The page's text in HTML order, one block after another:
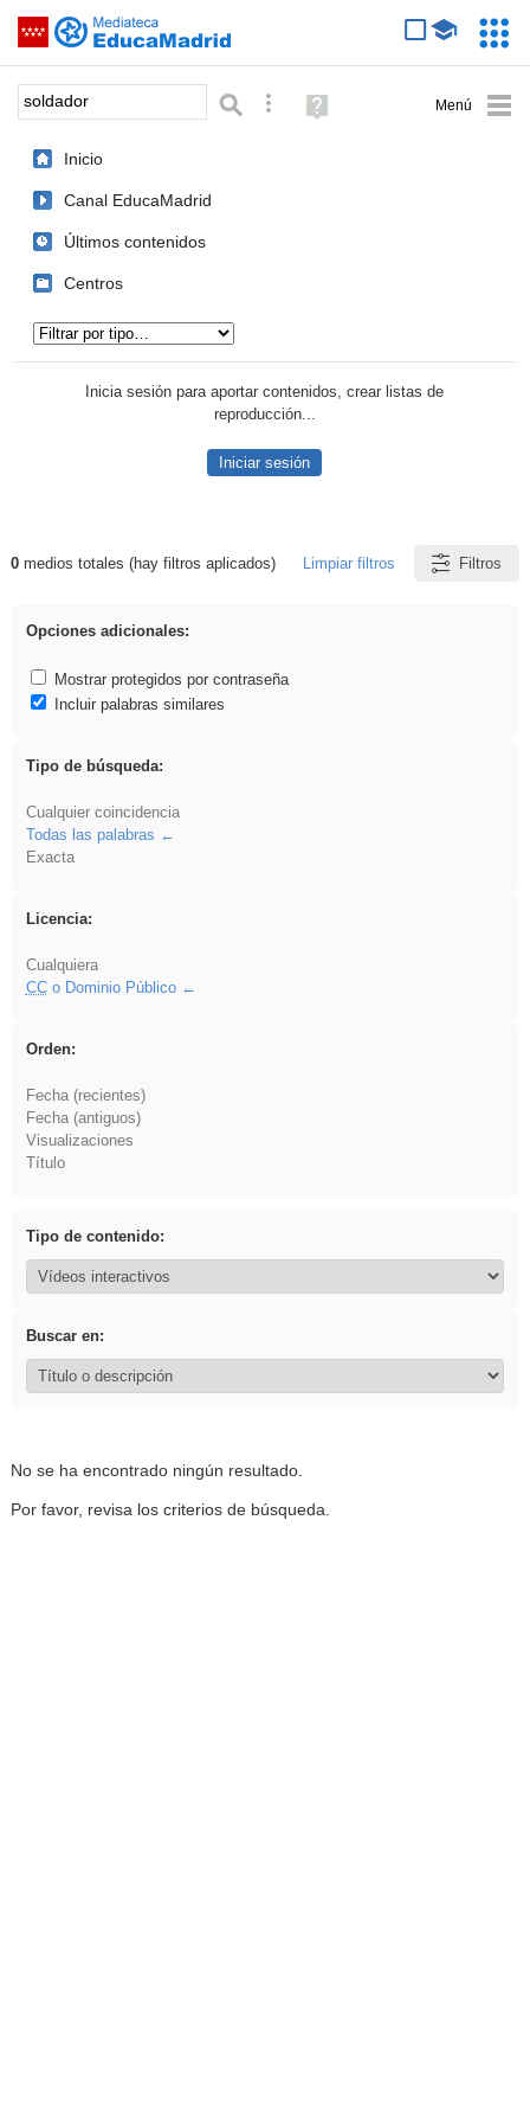
Saltar navegación
Palabra o frase: Búsqueda avanzada
Ayuda
(en
Inicio
Canal EducaMadrid
Últimos contenidos
Centros
Inicia sesión para aportar contenidos, crear listas de
reproducción...
Iniciar sesión
Resultados de: soldador
0medios totales (hay filtros aplicados) Limpiar filtros Filtros
Opciones adicionales:
Mostrar protegidos por contraseña
Incluir palabras similares
Tipo de búsqueda:
Cualquier coincidencia
Todas las palabras
Exacta
Licencia:
Cualquiera
CCo Dominio Público
Orden:
Fecha (recientes)
Fecha (antiguos)
Visualizaciones
Título
Tipo de contenido:
Buscar en:
No se ha encontrado ningún resultado.
Por favor, revisa los criterios de búsqueda.